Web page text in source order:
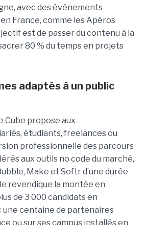
avec des événements
France, comme les Apéros
est de passer du contenu à la
80 % du temps en projets
adaptés à un public
Cube propose aux
étudiants, freelances ou
professionnelle des parcours
aux outils no code du marché,
Make et Softr d’une durée
revendique la montée en
de 3 000 candidats en
centaine de partenaires
ou sur ses campus installés en